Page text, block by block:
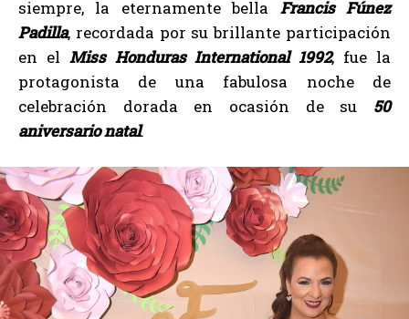
siempre, la eternamente bella Francis Fúnez
Padilla, recordada por su brillante participación
en el Miss Honduras International 1992, fue la
protagonista de una fabulosa noche de
celebración dorada en ocasión de su 50
aniversario natal.